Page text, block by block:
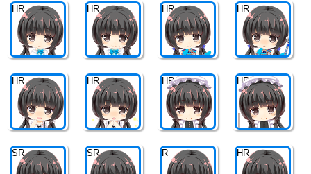
HR HR HR HR
HR HR HR HR
SR SR R HR